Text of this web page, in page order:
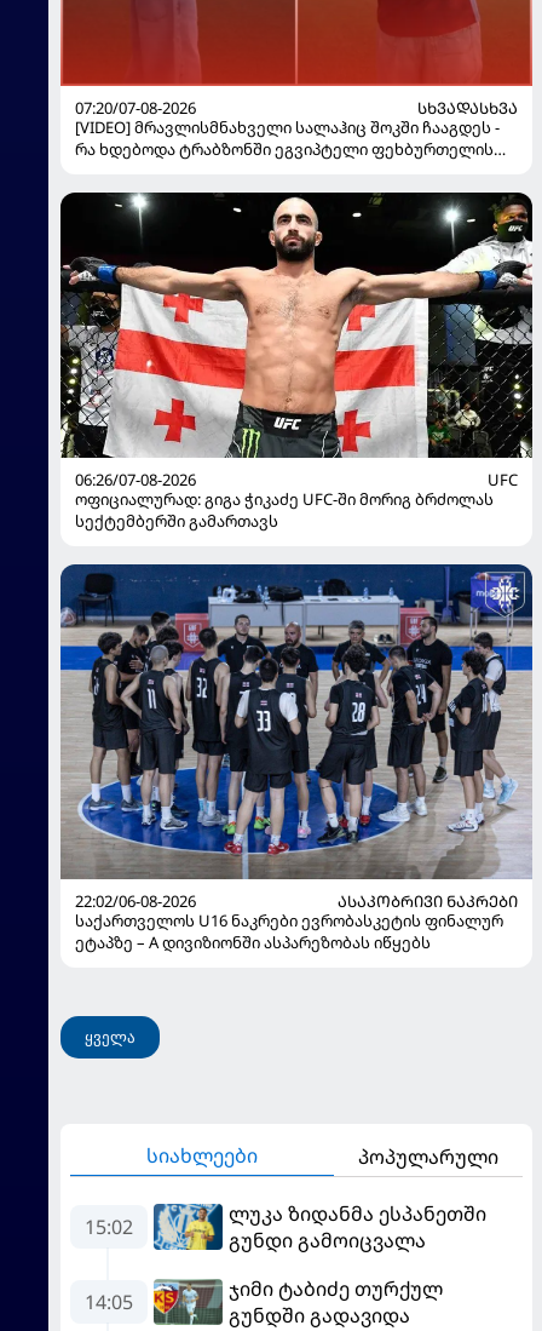
07:20/07-08-2026
ᲡᲮᲕᲐᲓᲐᲡᲮᲕᲐ
[VIDEO] მრავლისმნახველი სალაჰიც შოკში ჩააგდეს -
რა ხდებოდა ტრაბზონში ეგვიპტელი ფეხბურთელის
06:26/07-08-2026
UFC
ოფიციალურად: გიგა ჭიკაძე UFC-ში მორიგ ბრძოლას
სექტემბერში გამართავს
22:02/06-08-2026
ᲐᲡᲐᲙᲝᲑᲠᲘᲕᲘ ᲜᲐᲙᲠᲔᲑᲘ
საქართველოს U16 ნაკრები ევრობასკეტის ფინალურ
ეტაპზე – A დივიზიონში ასპარეზობას იწყებს
ყველა
სიახლეები პოპულარული
15:02
ლუკა ზიდანმა ესპანეთში
გუნდი გამოიცვალა
14:05
ჯიმი ტაბიძე თურქულ
გუნდში გადავიდა